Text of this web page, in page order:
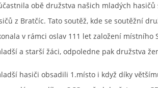
obě družstva našich mladých hasičů
z Bratčíc. Tato soutěž, kde se soutěžní
v rámci oslav 111 let založení místního
a starší žáci, odpoledne pak družstva
hasiči obsadili 1.místo i když díky